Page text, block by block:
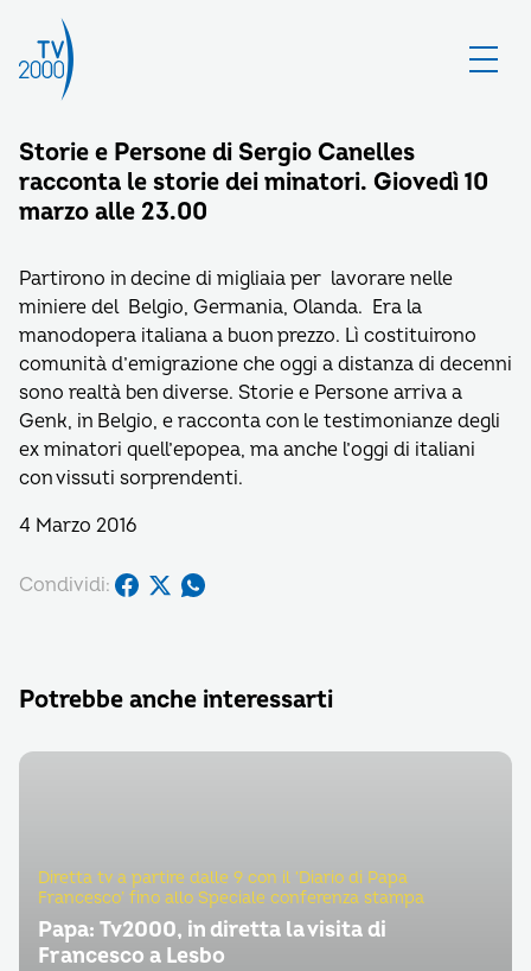
Storie e Persone di Sergio Canelles
racconta le storie dei minatori. Giovedì 10
marzo alle 23.00
Partirono in decine di migliaia per lavorare nelle
miniere del Belgio, Germania, Olanda. Era la
manodopera italiana a buon prezzo. Lì costituirono
comunità d’emigrazione che oggi a distanza di decenni
sono realtà ben diverse. Storie e Persone arriva a
Genk, in Belgio, e racconta con le testimonianze degli
ex minatori quell’epopea, ma anche l’oggi di italiani
con vissuti sorprendenti.
4 Marzo 2016
Condividi:
Potrebbe anche interessarti
Diretta tv a partire dalle 9 con il ‘Diario di Papa
Francesco’ fino allo Speciale conferenza stampa
Papa: Tv2000, in diretta la visita di
Francesco a Lesbo